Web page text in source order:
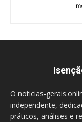
O noticias-
independente,
práticos, análises e